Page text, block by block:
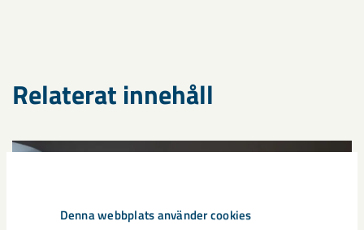
Denna webbplats använder cookies
Relaterat innehåll